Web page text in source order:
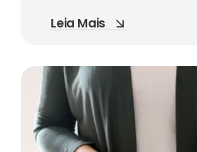
Leia Mais